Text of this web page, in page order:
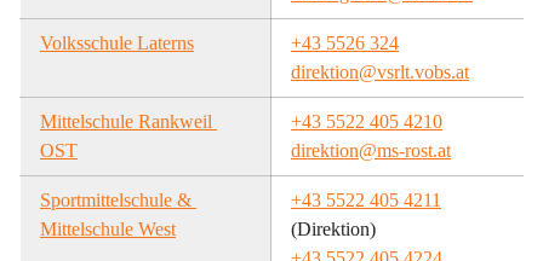
Volksschule Laterns
+43 5526 324
direktion@vsrlt.vobs.at
Mittelschule Rankweil
OST
+43 5522 405 4210
direktion@ms-rost.at
Sportmittelschule &
Mittelschule West
+43 5522 405 4211
(Direktion)